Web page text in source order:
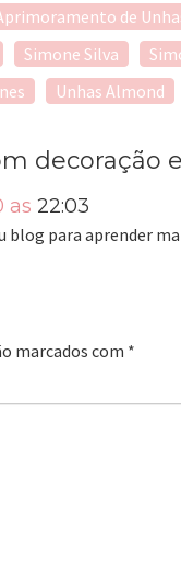
de
Simone Silva
Unhas Almond
decoração
as 22:03
blog para aprender
marcados com *